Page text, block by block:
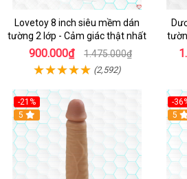
Lovetoy 8 inch siêu mềm dán
tường 2 lớp - Cảm giác thật nhất
900.000₫ 1.475.000₫
(2,592)
-21%
Hot
5
-
Hot
5